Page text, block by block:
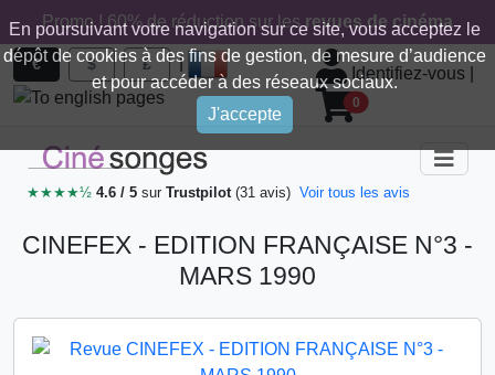
En poursuivant votre navigation sur ce site, vous acceptez le
dépôt de cookies à des fins de gestion, de mesure d’audience
et pour accéder à des réseaux sociaux.
J'accepte
Promo ! 60% de réduction sur lesrevues de cinéma
€ $ £ |
Identifiez-vous
0
★★★★½ 4.6 / 5 sur Trustpilot (31 avis) Voir tous les avis
CINEFEX - EDITION FRANÇAISE N°3 -
MARS 1990